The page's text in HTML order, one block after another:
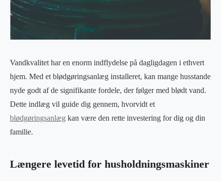
Vandkvalitet har en enorm indflydelse på dagligdagen i ethvert
hjem. Med et blødgøringsanlæg installeret, kan mange husstande
nyde godt af de signifikante fordele, der følger med blødt vand.
Dette indlæg vil guide dig gennem, hvorvidt et
blødgøringsanlæg kan være den rette investering for dig og din
familie.
Længere levetid for husholdningsmaskiner